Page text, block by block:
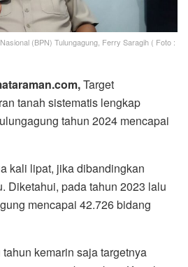
(BPN) Tulungagung, Ferry Saragih ( Foto :
Target
tanah sistematis lengkap
tahun 2024 mencapai
kali lipat, jika dibandingkan
Diketahui, pada tahun 2023 lalu
mencapai 42.726 bidang
kemarin saja targetnya